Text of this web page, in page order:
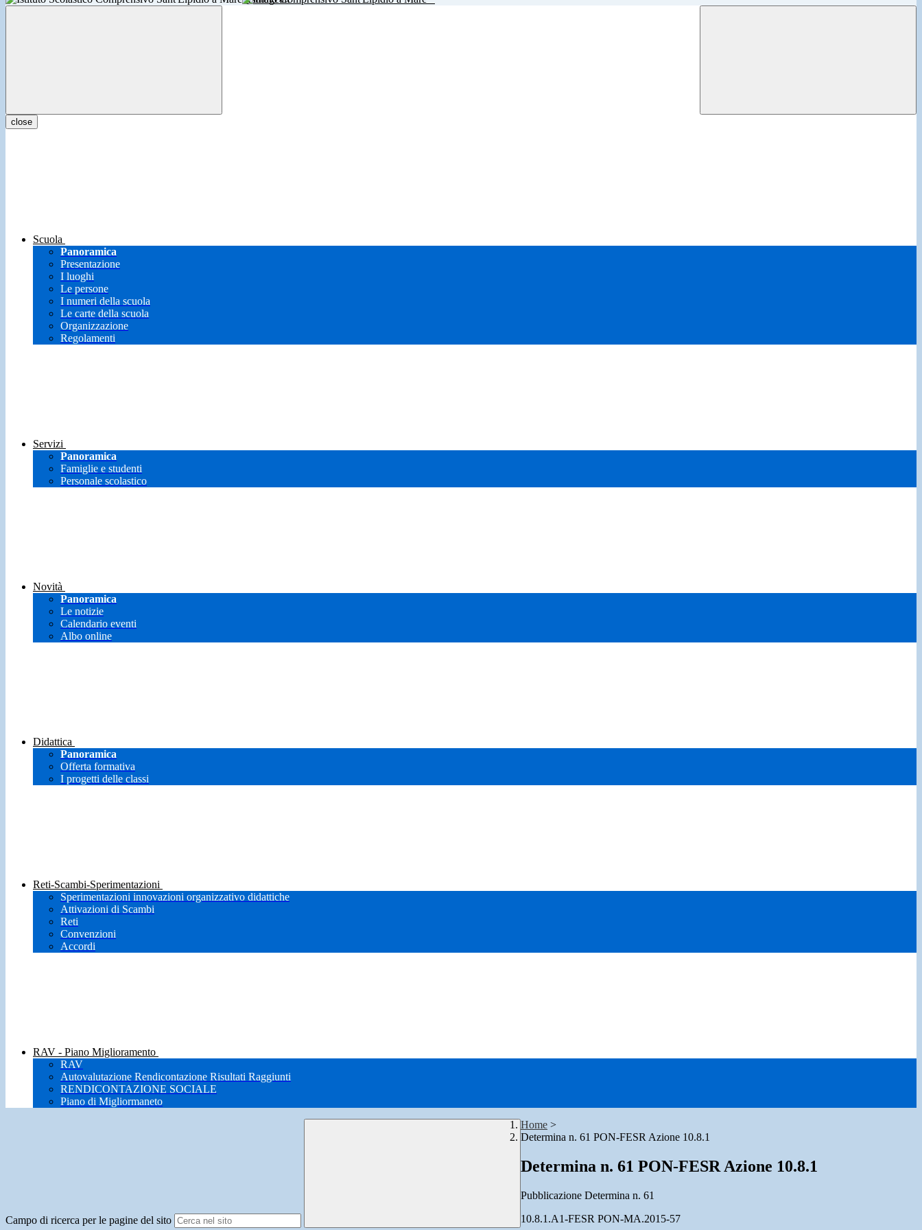
close
Scuola
Panoramica
Presentazione
I luoghi
Le persone
I numeri della scuola
Le carte della scuola
Organizzazione
Regolamenti
Servizi
Panoramica
Famiglie e studenti
Personale scolastico
Novità
Panoramica
Le notizie
Calendario eventi
Albo online
Didattica
Panoramica
Offerta formativa
I progetti delle classi
Reti-Scambi-Sperimentazioni
Sperimentazioni innovazioni organizzativo didattiche
Attivazioni di Scambi
Reti
Convenzioni
Accordi
RAV - Piano Miglioramento
RAV
Autovalutazione Rendicontazione Risultati Raggiunti
RENDICONTAZIONE SOCIALE
Piano di Migliormaneto
Campo di ricerca per le pagine del sito
Home >
Determina n. 61 PON-FESR Azione 10.8.1
Determina n. 61 PON-FESR Azione 10.8.1
Pubblicazione Determina n. 61
10.8.1.A1-FESR PON-MA.2015-57